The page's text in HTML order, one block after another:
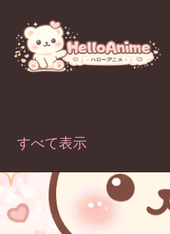
すべて表示
投
稿